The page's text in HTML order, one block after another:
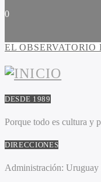
0
EL OBSERVATORIO
DESDE 1989
Porque todo es cultura y
DIRECCIONES
Administración: Uruguay